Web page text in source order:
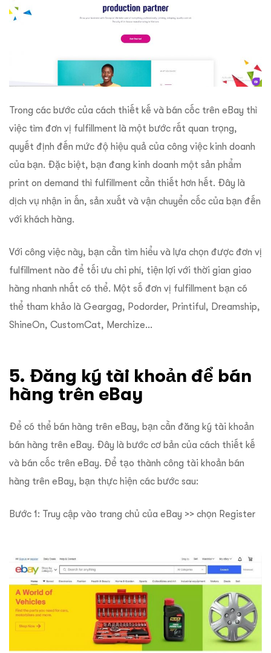
Trong các bước của cách thiết kế và bán cốc trên eBay thì
việc tìm đơn vị fulfillment là một bước rất quan trọng,
quyết định đến mức độ hiệu quả của công việc kinh doanh
của bạn. Đặc biệt, bạn đang kinh doanh một sản phẩm
print on demand thì fulfillment cần thiết hơn hết. Đây là
dịch vụ nhận in ấn, sản xuất và vận chuyển cốc của bạn đến
với khách hàng.
Với công việc này, bạn cần tìm hiểu và lựa chọn được đơn vị
fulfillment nào để tối ưu chi phí, tiện lợi với thời gian giao
hàng nhanh nhất có thể. Một số đơn vị fulfillment bạn có
thể tham khảo là Geargag, Podorder, Printiful, Dreamship,
ShineOn, CustomCat, Merchize…
5. Đăng ký tài khoản để bán
hàng trên eBay
Để có thể bán hàng trên eBay, bạn cần đăng ký tài khoản
bán hàng trên eBay. Đây là bước cơ bản của cách thiết kế
và bán cốc trên eBay. Để tạo thành công tài khoản bán
hàng trên eBay, bạn thực hiện các bước sau:
Bước 1: Truy cập vào trang chủ của eBay >> chọn Register